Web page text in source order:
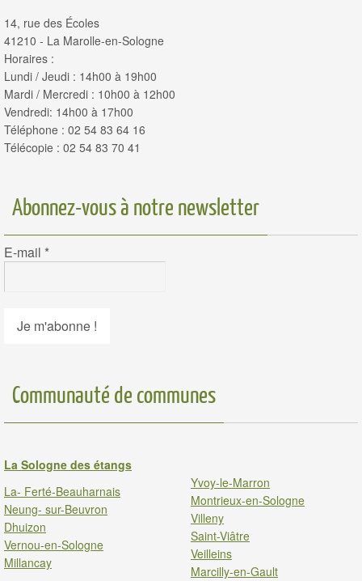
14, rue des Écoles
41210 - La Marolle-en-Sologne
Horaires :
Lundi / Jeudi : 14h00 à 19h00
Mardi / Mercredi : 10h00 à 12h00
Vendredi: 14h00 à 17h00
Téléphone : 02 54 83 64 16
Télécopie : 02 54 83 70 41
Abonnez-vous à notre newsletter
E-mail *
Communauté de communes
La Sologne des étangs
La- Ferté-Beauharnais
Neung- sur-Beuvron
Dhuizon
Vernou-en-Sologne
Millancay
Yvoy-le-Marron
Montrieux-en-Sologne
Villeny
Saint-Viâtre
Veilleins
Marcilly-en-Gault